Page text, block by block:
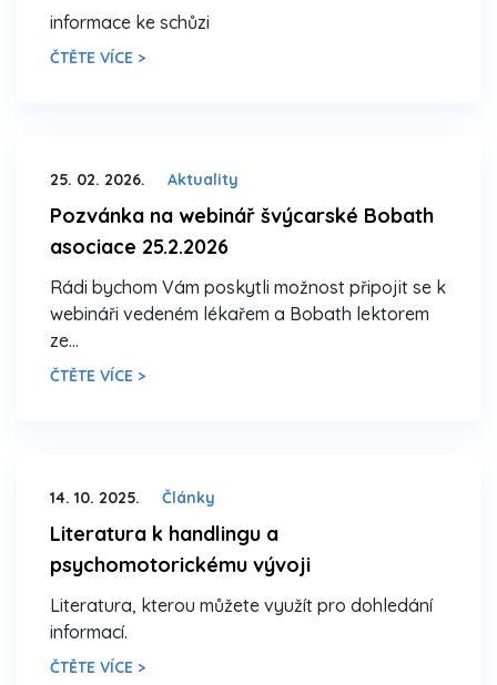
informace ke schůzi
ČTĚTE VÍCE >
25. 02. 2026. Aktuality
Pozvánka na webinář švýcarské Bobath
asociace 25.2.2026
Rádi bychom Vám poskytli možnost připojit se k
webináři vedeném lékařem a Bobath lektorem
ze…
ČTĚTE VÍCE >
14. 10. 2025. Články
Literatura k handlingu a
psychomotorickému vývoji
Literatura, kterou můžete využít pro dohledání
informací.
ČTĚTE VÍCE >